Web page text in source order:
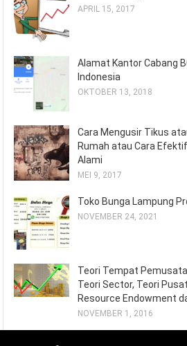
APRIL 15, 2017
Alamat Kantor Cabang
Indonesia
OKTOBER 13, 2018
Cara Mengusir Tikus
Rumah atau Cara
Alami
MEI 9, 2017
Toko Bunga Lampung
NOVEMBER 24, 2021
Teori Tempat
Teori Sector, Teori
Resource Endowment
NOVEMBER 1, 2016